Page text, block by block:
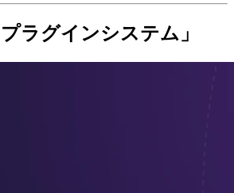
ラグインシステム」